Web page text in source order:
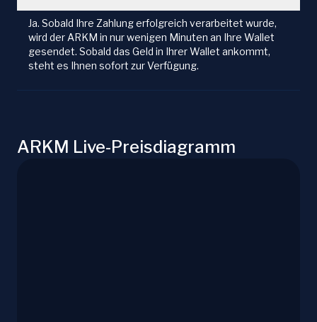
Ja. Sobald Ihre Zahlung erfolgreich verarbeitet wurde,
wird der ARKM in nur wenigen Minuten an Ihre Wallet
gesendet. Sobald das Geld in Ihrer Wallet ankommt,
steht es Ihnen sofort zur Verfügung.
ARKM Live-Preisdiagramm